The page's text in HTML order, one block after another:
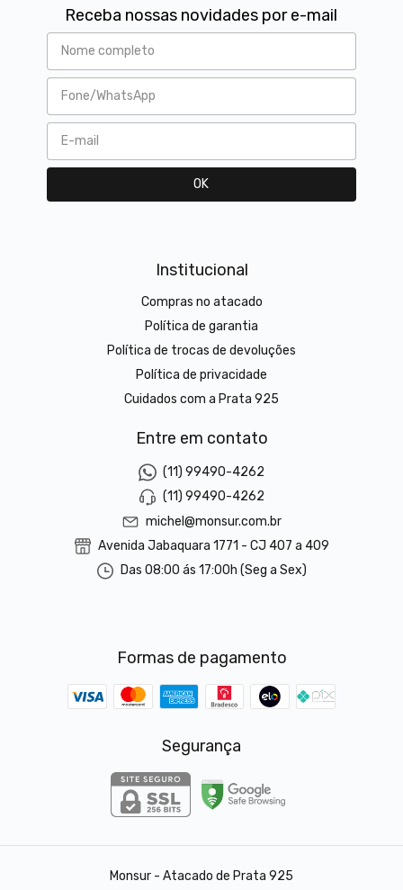
Receba nossas novidades por e-mail
Institucional
Compras no atacado
Política de garantia
Política de trocas de devoluções
Política de privacidade
Cuidados com a Prata 925
Entre em contato
(11) 99490-4262
(11) 99490-4262
michel@monsur.com.br
Avenida Jabaquara 1771 - CJ 407 a 409
Das 08:00 ás 17:00h (Seg a Sex)
Formas de pagamento
Segurança
Monsur - Atacado de Prata 925